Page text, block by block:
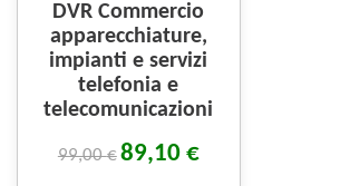
DVR Commercio
apparecchiature,
impianti e servizi
telefonia e
telecomunicazioni
99,00€89,10 €